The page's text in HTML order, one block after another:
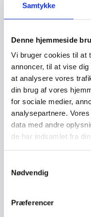
Samtykke
Denne hjemmeside
Vi bruger cookies til at
annoncer, til at vise
at analysere vores
din brug af vores
for sociale medier,
analysepartnere.
data med andre
de har indsamlet fra
Nødvendig
Præferencer
Har du spørgsmål
Vi prismatcher -
Hylde 300 mm til